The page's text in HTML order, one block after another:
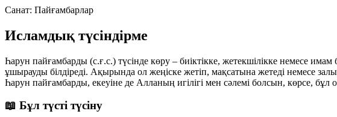
Санат: Пайғамбарлар
Исламдық түсіндірме
Һарун пайғамбарды (с.ғ.с.) түсінде көру – биіктікке, жетекшілікке немесе
ұшырауды білдіреді. Ақырында ол жеңіске жетіп, мақсатына жетеді немесе
Һарун пайғамбарды, екеуіне де Алланың игілігі мен сәлемі болсын, көрсе, бұл
📖 Бұл түсті түсіну